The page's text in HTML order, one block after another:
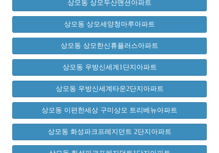
상모동 상모두산맨션아파트
상모동 상모세양청마루아파트
상모동 상모한신휴플러스아파트
상모동 우방신세계1단지아파트
상모동 우방신세계타운2단지아파트
상모동 이편한세상 구미상모 트리베뉴아파트
상모동 화성파크프레지던트 2단지아파트